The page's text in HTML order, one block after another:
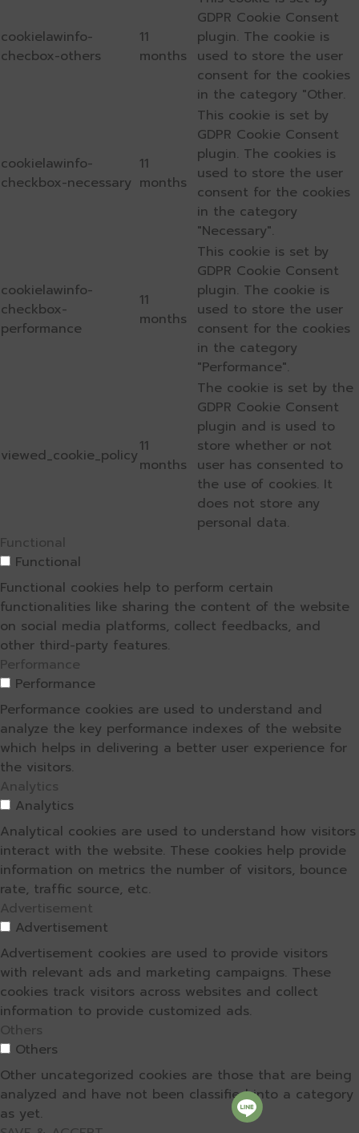
cookielawinfo-
checbox-others
11
months
GDPR Cookie Consent
plugin. The cookie is
used to store the user
consent for the cookies
in the category "Other.
cookielawinfo-
checkbox-necessary
11
months
This cookie is set by
GDPR Cookie Consent
plugin. The cookies is
used to store the user
consent for the cookies
in the category
"Necessary".
cookielawinfo-
checkbox-
performance
11
months
This cookie is set by
GDPR Cookie Consent
plugin. The cookie is
used to store the user
consent for the cookies
in the category
"Performance".
viewed_cookie_policy11
months
The cookie is set by the
GDPR Cookie Consent
plugin and is used to
store whether or not
user has consented to
the use of cookies. It
does not store any
personal data.
Functional
Functional
Functional cookies help to perform certain
functionalities like sharing the content of the website
on social media platforms, collect feedbacks, and
other third-party features.
Performance
Performance
Performance cookies are used to understand and
analyze the key performance indexes of the website
which helps in delivering a better user experience for
the visitors.
Analytics
Analytics
Analytical cookies are used to understand how visitors
interact with the website. These cookies help provide
information on metrics the number of visitors, bounce
rate, traffic source, etc.
Advertisement
Advertisement
Advertisement cookies are used to provide visitors
with relevant ads and marketing campaigns. These
cookies track visitors across websites and collect
information to provide customized ads.
Others
Others
Other uncategorized cookies are those that are being
analyzed and have not been classified into a category
as yet.